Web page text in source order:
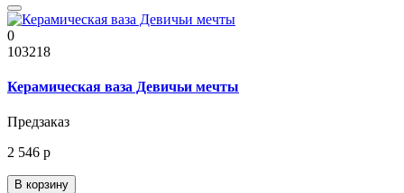
0
103218
Керамическая ваза Девичьи мечты
Предзаказ
2 546 р
В корзину